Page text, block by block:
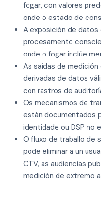
fogar, con valores
onde o estado de
A exposición de datos
procesamento
onde o fogar inclúe
As saídas de
derivadas de datos
con rastros de
Os mecanismos de
están documentados
identidade ou DSP no
O fluxo de traballo de
pode eliminar a un
CTV, as audiencias
medición de extremo